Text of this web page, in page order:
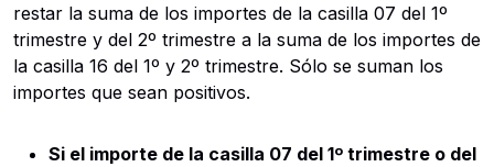
restar la suma de los importes de la casilla 07 del 1º
trimestre y del 2º trimestre a la suma de los importes de
la casilla 16 del 1º y 2º trimestre. Sólo se suman los
importes que sean positivos.
Si el importe de la casilla 07 del 1º trimestre o del